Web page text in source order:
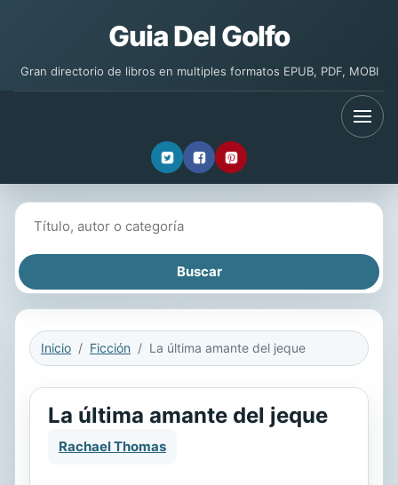
Guia Del Golfo
Gran directorio de libros en multiples formatos EPUB, PDF, MOBI
Inicio Ficción La última amante del jeque
La última amante del jeque
Rachael Thomas